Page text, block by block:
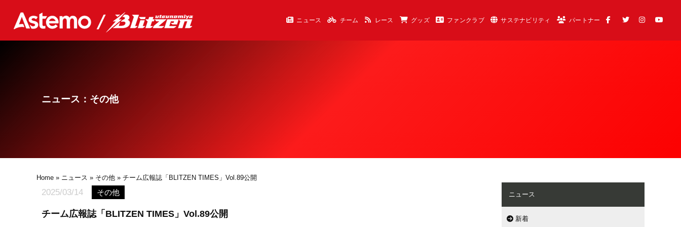
ニュース チーム レース グッズ ファンクラブ サステナビリティ パートナー
ニュース：その他
Home » ニュース » その他 » チーム広報誌「BLITZEN TIMES」Vol.89公開
2025/03/14 その他
チーム広報誌「BLITZEN TIMES」Vol.89公開
ニュース
新着